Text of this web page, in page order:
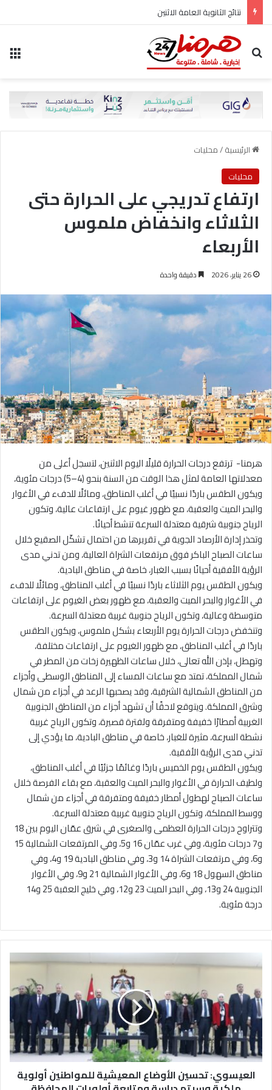
نتائج الثانوية العامة الاثنين
بحث عن
الرئيسية/محليات
محليات
ارتفاع تدريجي على الحرارة حتى
الثلاثاء وانخفاض ملموس
الأربعاء
26 يناير، 2026 دقيقة واحدة
هرمنا- ترتفع درجات الحرارة قليلًا اليوم الاثنين، لتسجل أعلى من
معدلاتها العامة لمثل هذا الوقت من السنة بنحو (4–5) درجات مئوية،
ويكون الطقس باردًا نسبيًا في أغلب المناطق، ومائلًا للدفء في الأغوار
والبحر الميت والعقبة، مع ظهور غيوم على ارتفاعات عالية، وتكون
الرياح جنوبية شرقية معتدلة السرعة تنشط أحيانًا.
وتحذر إدارة الأرصاد الجوية في تقريرها من احتمال تشكّل الصقيع خلال
ساعات الصباح الباكر فوق مرتفعات الشراة العالية، ومن تدني مدى
الرؤية الأفقية أحيانًا بسبب الغبار، خاصة في مناطق البادية.
ويكون الطقس يوم الثلاثاء باردًا نسبيًا في أغلب المناطق، ومائلًا للدفء
في الأغوار والبحر الميت والعقبة، مع ظهور بعض الغيوم على ارتفاعات
متوسطة وعالية، وتكون الرياح جنوبية غربية معتدلة السرعة.
وتنخفض درجات الحرارة يوم الأربعاء بشكل ملموس، ويكون الطقس
باردًا في أغلب المناطق، مع ظهور الغيوم على ارتفاعات مختلفة،
وتهطل، بإذن الله تعالى، خلال ساعات الظهيرة زخات من المطر في
شمال المملكة، تمتد مع ساعات المساء إلى المناطق الوسطى وأجزاء
من المناطق الشمالية الشرقية، وقد يصحبها الرعد في أجزاء من شمال
وشرق المملكة. ويتوقع لاحقًا أن تشهد أجزاء من المناطق الجنوبية
الغربية أمطارًا خفيفة ومتفرقة ولفترة قصيرة، وتكون الرياح غربية
نشطة السرعة، مثيرة للغبار، خاصة في مناطق البادية، ما يؤدي إلى
تدني مدى الرؤية الأفقية.
ويكون الطقس يوم الخميس باردًا وغائمًا جزئيًا في أغلب المناطق،
ولطيف الحرارة في الأغوار والبحر الميت والعقبة، مع بقاء الفرصة خلال
ساعات الصباح لهطول أمطار خفيفة ومتفرقة في أجزاء من شمال
ووسط المملكة، وتكون الرياح جنوبية غربية معتدلة السرعة.
وتتراوح درجات الحرارة العظمى والصغرى في شرق عمّان اليوم بين 18
و7 درجات مئوية، وفي غرب عمّان 16 و5، وفي المرتفعات الشمالية 15
و6، وفي مرتفعات الشراة 14 و3، وفي مناطق البادية 19 و4، وفي
مناطق السهول 18 و6، وفي الأغوار الشمالية 21 و9، وفي الأغوار
الجنوبية 24 و13، وفي البحر الميت 23 و12، وفي خليج العقبة 25 و14
درجة مئوية.
ا
ل
ي
س
و
ي
:
ت
العيسوي: تحسين الأوضاع المعيشية للمواطنين أولوية